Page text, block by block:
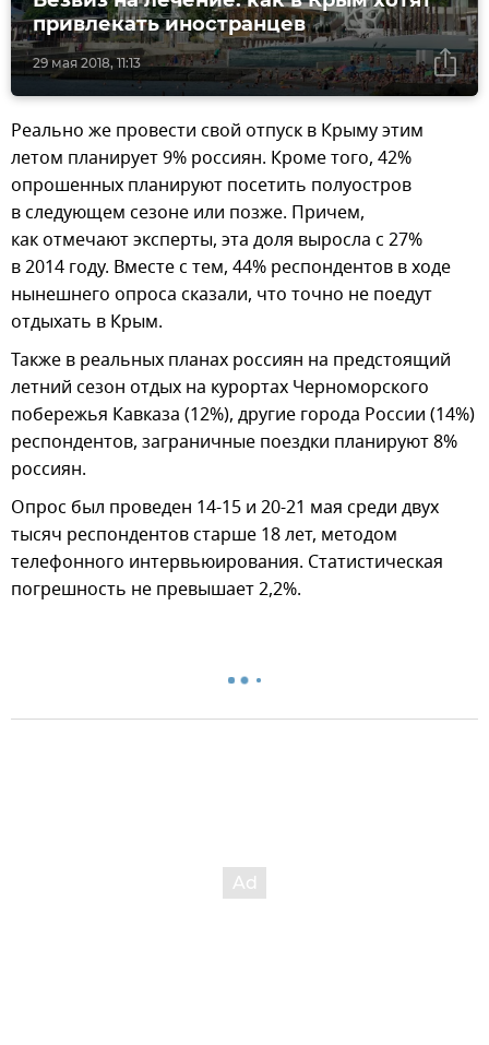
29 мая 2018, 11:13
привлекать иностранцев
Реально же провести свой отпуск в Крыму этим
летом планирует 9% россиян. Кроме того, 42%
опрошенных планируют посетить полуостров
в следующем сезоне или позже. Причем,
как отмечают эксперты, эта доля выросла с 27%
в 2014 году. Вместе с тем, 44% респондентов в ходе
нынешнего опроса сказали, что точно не поедут
отдыхать в Крым.
Также в реальных планах россиян на предстоящий
летний сезон отдых на курортах Черноморского
побережья Кавказа (12%), другие города России (14%)
респондентов, заграничные поездки планируют 8%
россиян.
Опрос был проведен 14-15 и 20-21 мая среди двух
тысяч респондентов старше 18 лет, методом
телефонного интервьюирования. Статистическая
погрешность не превышает 2,2%.